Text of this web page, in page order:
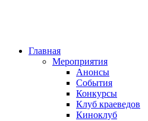
Главная
Мероприятия
Анонсы
События
Конкурсы
Клуб краеведов
Киноклуб